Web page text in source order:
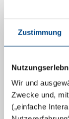
Zustimmung
Wir und
Zwecke und,
(„einfache
30.
Am 14. und